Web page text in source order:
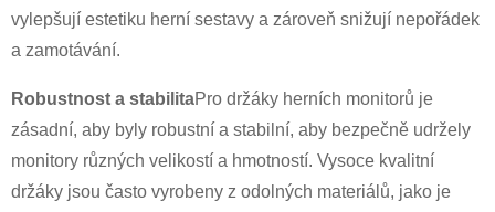
vylepšují estetiku herní sestavy a zároveň snižují nepořádek
a zamotávání.
Robustnost a stabilitaPro držáky herních monitorů je
zásadní, aby byly robustní a stabilní, aby bezpečně udržely
monitory různých velikostí a hmotností. Vysoce kvalitní
držáky jsou často vyrobeny z odolných materiálů, jako je